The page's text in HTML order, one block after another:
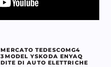
MERCATO TEDESCOMG4
MODEL YSKODA ENYAQ
DI AUTO ELETTRICHE